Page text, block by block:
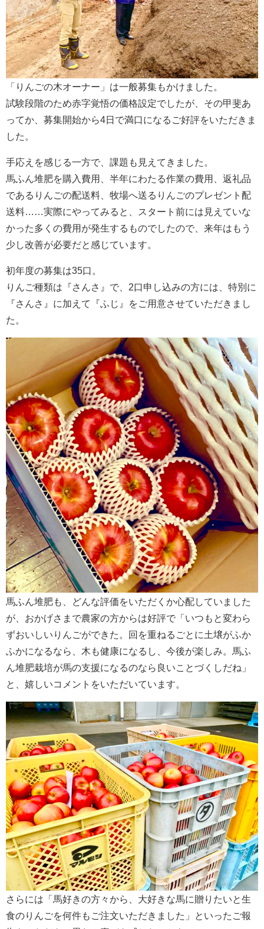
「りんごの木オーナー」は一般募集もかけました。
試験段階のため赤字覚悟の価格設定でしたが、その甲斐あ
ってか、募集開始から4日で満口になるご好評をいただきま
した。
手応えを感じる一方で、課題も見えてきました。
馬ふん堆肥を購入費用、半年にわたる作業の費用、返礼品
であるりんごの配送料、牧場へ送るりんごのプレゼント配
送料……実際にやってみると、スタート前には見えていな
かった多くの費用が発生するものでしたので、来年はもう
少し改善が必要だと感じています。
初年度の募集は35口。
りんご種類は『さんさ』で、2口申し込みの方には、特別に
『さんさ』に加えて『ふじ』をご用意させていただきまし
た。
馬ふん堆肥も、どんな評価をいただくか心配していました
が、おかげさまで農家の方からは好評で「いつもと変わら
ずおいしいりんごができた。回を重ねるごとに土壌がふか
ふかになるなら、木も健康になるし、今後が楽しみ。馬ふ
ん堆肥栽培が馬の支援になるのなら良いことづくしだね」
と、嬉しいコメントをいただいています。
さらには「馬好きの方々から、大好きな馬に贈りたいと生
食のりんごを何件もご注文いただきました」といったご報